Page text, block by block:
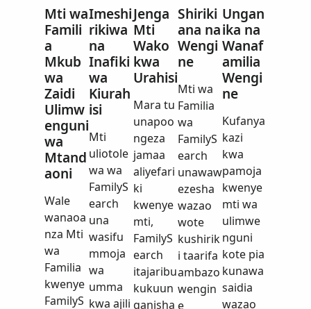
Mti wa
Famili
a
Mkub
wa
Zaidi
Ulimw
enguni
wa
Mtand
aoni
Wale
wanaoa
nza Mti
wa
Familia
kwenye
FamilyS
Imeshi
rikiwa
na
Inafiki
wa
Kiurah
isi
Mti
uliotole
wa wa
FamilyS
earch
una
wasifu
mmoja
wa
umma
kwa ajili
Jenga
Mti
Wako
kwa
Urahisi
Mara tu
unapoo
ngeza
jamaa
aliyefari
ki
kwenye
mti,
FamilyS
earch
itajaribu
kukuun
ganisha
Shiriki
ana na
Wengi
ne
Mti wa
Familia
wa
FamilyS
earch
unawaw
ezesha
wazao
wote
kushirik
i taarifa
ambazo
wengin
e
Ungan
ika na
Wanaf
amilia
Wengi
ne
Kufanya
kazi
kwa
pamoja
kwenye
mti wa
ulimwe
nguni
kote pia
kunawa
saidia
wazao